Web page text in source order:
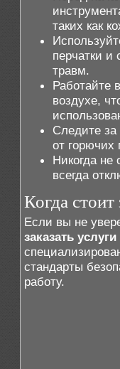
таких как
перчатки и
травм.
Работайте
воздухе,
Следите
от горючих
Никогда не
всегда
Когда стоит
Если вы не
заказать
стандарты
работу.